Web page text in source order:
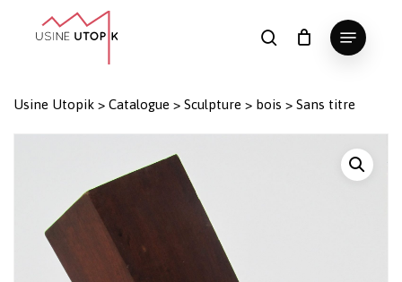
search
Menu
Panier Fermer
le
Usine Utopik > Catalogue > Sculpture > bois > Sans titre
Close